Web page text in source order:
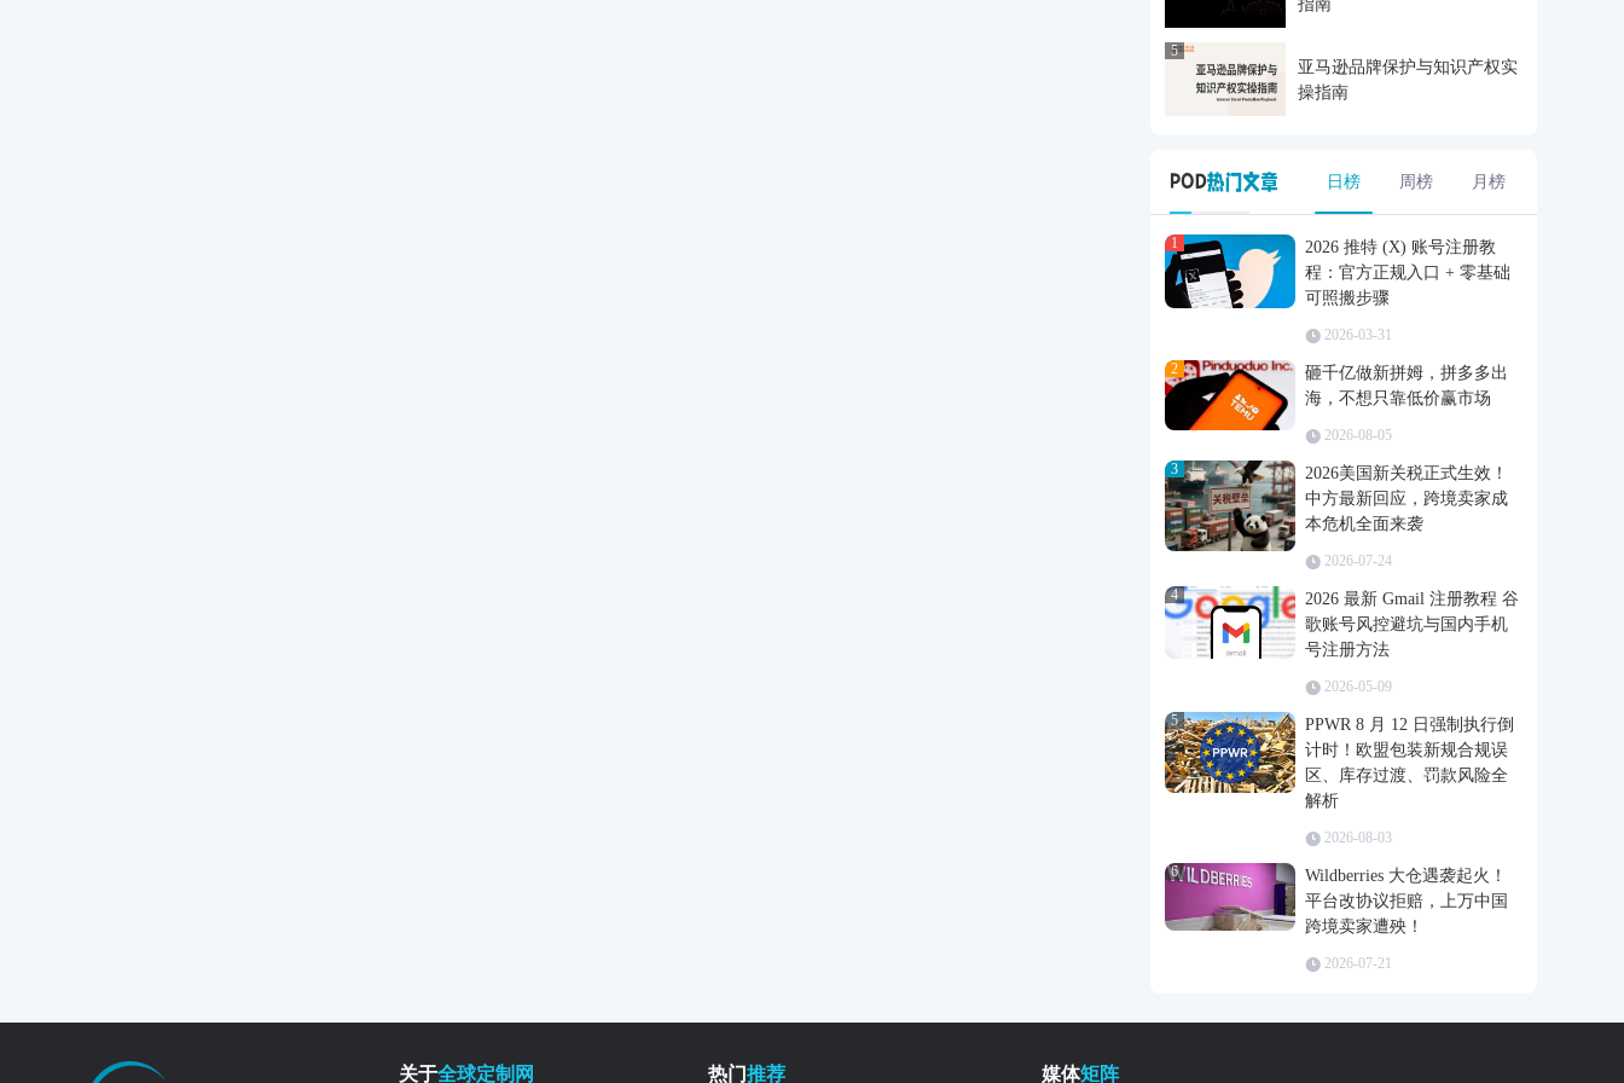
指南
5
亚马逊品牌保护与知识产权实
操指南
日榜 周榜 月榜
1
2026 推特 (X) 账号注册教
程：官方正规入口 + 零基础
可照搬步骤
2026-03-31
2
砸千亿做新拼姆，拼多多出
海，不想只靠低价赢市场
2026-08-05
3
2026美国新关税正式生效！
中方最新回应，跨境卖家成
本危机全面来袭
2026-07-24
4
2026 最新 Gmail 注册教程 谷
歌账号风控避坑与国内手机
号注册方法
2026-05-09
5
PPWR 8 月 12 日强制执行倒
计时！欧盟包装新规合规误
区、库存过渡、罚款风险全
解析
2026-08-03
6
Wildberries 大仓遇袭起火！
平台改协议拒赔，上万中国
跨境卖家遭殃！
2026-07-21
关于全球定制网 热门推荐 媒体矩阵